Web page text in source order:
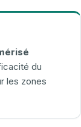
du
les zones